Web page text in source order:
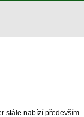
stále nabízí především